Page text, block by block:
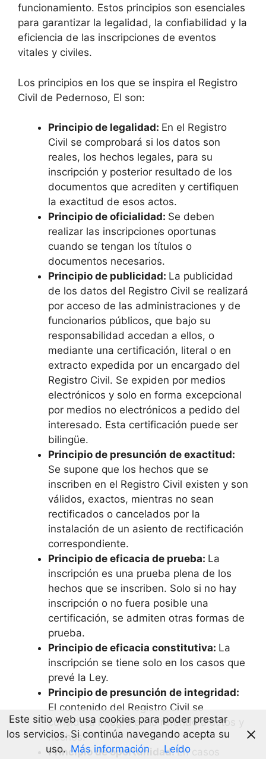
funcionamiento. Estos principios son esenciales
para garantizar la legalidad, la confiabilidad y la
eficiencia de las inscripciones de eventos
vitales y civiles.
Los principios en los que se inspira el Registro
Civil de Pedernoso, El son:
Principio de legalidad: En el Registro
Civil se comprobará si los datos son
reales, los hechos legales, para su
inscripción y posterior resultado de los
documentos que acrediten y certifiquen
la exactitud de esos actos.
Principio de oficialidad: Se deben
realizar las inscripciones oportunas
cuando se tengan los títulos o
documentos necesarios.
Principio de publicidad: La publicidad
de los datos del Registro Civil se realizará
por acceso de las administraciones y de
funcionarios públicos, que bajo su
responsabilidad accedan a ellos, o
mediante una certificación, literal o en
extracto expedida por un encargado del
Registro Civil. Se expiden por medios
electrónicos y solo en forma excepcional
por medios no electrónicos a pedido del
interesado. Esta certificación puede ser
bilingüe.
Principio de presunción de exactitud:
Se supone que los hechos que se
inscriben en el Registro Civil existen y son
válidos, exactos, mientras no sean
rectificados o cancelados por la
instalación de un asiento de rectificación
correspondiente.
Principio de eficacia de prueba: La
inscripción es una prueba plena de los
hechos que se inscriben. Solo si no hay
inscripción o no fuera posible una
certificación, se admiten otras formas de
prueba.
Principio de eficacia constitutiva: La
inscripción se tiene solo en los casos que
prevé la Ley.
Principio de presunción de integridad:
El contenido del Registro Civil se
considera íntegro en lo referido a actos y
hechos.
Principio de oportunidad:En casos
Este sitio web usa cookies para poder prestar
los servicios. Si continúa navegando acepta su
uso. Más información Leído